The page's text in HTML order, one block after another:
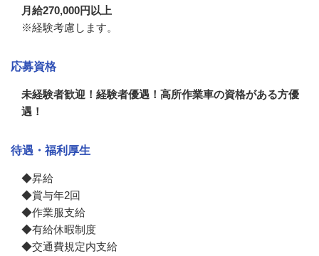
月給270,000円以上
※経験考慮します。
応募資格
未経験者歓迎！経験者優遇！高所作業車の資格がある方優
遇！
待遇・福利厚生
◆昇給
◆賞与年2回
◆作業服支給
◆有給休暇制度
◆交通費規定内支給